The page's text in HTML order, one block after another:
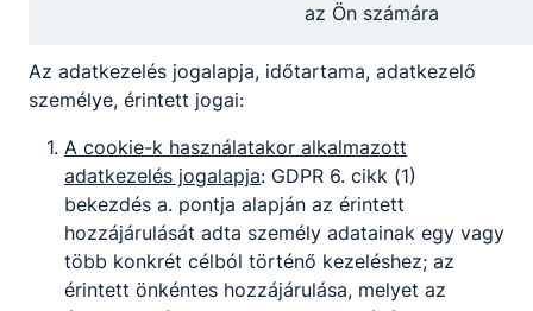
az Ön számára
Az adatkezelés jogalapja, időtartama, adatkezelő
személye, érintett jogai:
A cookie-k használatakor alkalmazott
adatkezelés jogalapja: GDPR 6. cikk (1)
bekezdés a. pontja alapján az érintett
hozzájárulását adta személy adatainak egy vagy
több konkrét célból történő kezeléshez; az
érintett önkéntes hozzájárulása, melyet az